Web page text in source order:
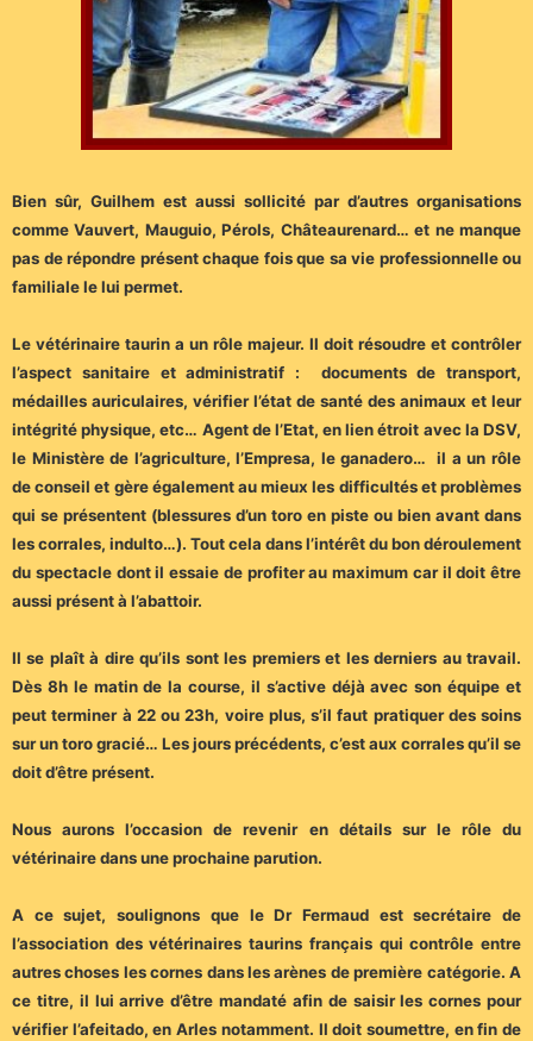
Bien sûr, Guilhem est aussi sollicité par d’autres organisations
comme Vauvert, Mauguio, Pérols, Châteaurenard… et ne manque
pas de répondre présent chaque fois que sa vie professionnelle ou
familiale le lui permet.
Le vétérinaire taurin a un rôle majeur. Il doit résoudre et contrôler
l’aspect sanitaire et administratif : documents de transport,
médailles auriculaires, vérifier l’état de santé des animaux et leur
intégrité physique, etc… Agent de l’Etat, en lien étroit avec la DSV,
le Ministère de l’agriculture, l’Empresa, le ganadero… il a un rôle
de conseil et gère également au mieux les difficultés et problèmes
qui se présentent (blessures d’un toro en piste ou bien avant dans
les corrales, indulto…). Tout cela dans l’intérêt du bon déroulement
du spectacle dont il essaie de profiter au maximum car il doit être
aussi présent à l’abattoir.
Il se plaît à dire qu’ils sont les premiers et les derniers au travail.
Dès 8h le matin de la course, il s’active déjà avec son équipe et
peut terminer à 22 ou 23h, voire plus, s’il faut pratiquer des soins
sur un toro gracié… Les jours précédents, c’est aux corrales qu’il se
doit d’être présent.
Nous aurons l’occasion de revenir en détails sur le rôle du
vétérinaire dans une prochaine parution.
A ce sujet, soulignons que le Dr Fermaud est secrétaire de
l’association des vétérinaires taurins français qui contrôle entre
autres choses les cornes dans les arènes de première catégorie. A
ce titre, il lui arrive d’être mandaté afin de saisir les cornes pour
vérifier l’afeitado, en Arles notamment. Il doit soumettre, en fin de